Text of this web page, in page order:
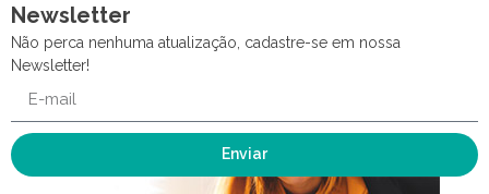
Newsletter
Não perca nenhuma atualização, cadastre-se em nossa
Newsletter!
Enviar